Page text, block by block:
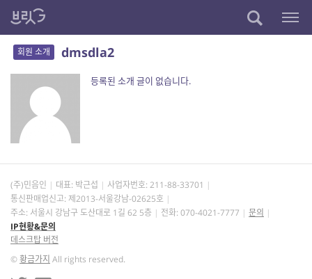
회원 소개 dmsdla2
등록된 소개 글이 없습니다.
(주)민음인 대표: 박근섭 사업자번호: 211-88-33701
통신판매업신고: 제2013-서울강남-02625호
주소: 서울시 강남구 도산대로 1길 62 5층
전화: 070-4021-7777
문의
IP현황&문의
데스크탑 버전
©황금가지 All rights reserved.